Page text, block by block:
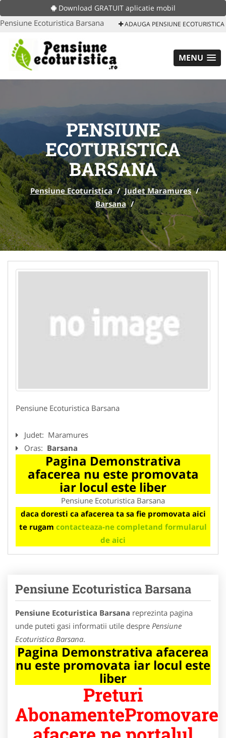
Download GRATUIT aplicatie mobil
Pensiune Ecoturistica Barsana ADAUGA PENSIUNE ECOTURISTICA
MENU
PENSIUNE
ECOTURISTICA
BARSANA
Pensiune Ecoturistica / Judet Maramures /
Barsana /
Pensiune Ecoturistica Barsana
Judet: Maramures
Oras: Barsana
Pagina Demonstrativa
afacerea nu este promovata
iar locul este liber
Pensiune Ecoturistica Barsana
daca doresti ca afacerea ta sa fie promovata aici
te rugam contacteaza-ne completand formularul
de aici
Pensiune Ecoturistica Barsana
Pensiune Ecoturistica Barsana reprezinta pagina
unde puteti gasi informatii utile despre Pensiune
Ecoturistica Barsana.
Pagina Demonstrativa afacerea
nu este promovata iar locul este
liber
Preturi
AbonamentePromovare